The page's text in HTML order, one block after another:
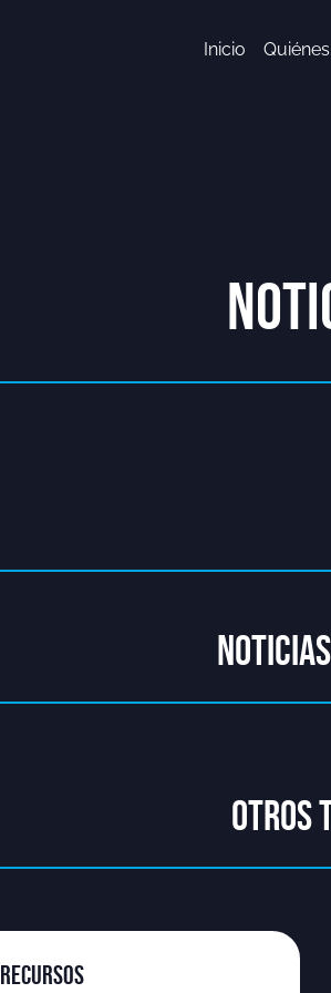
Inicio
OTROS
RECURSOS